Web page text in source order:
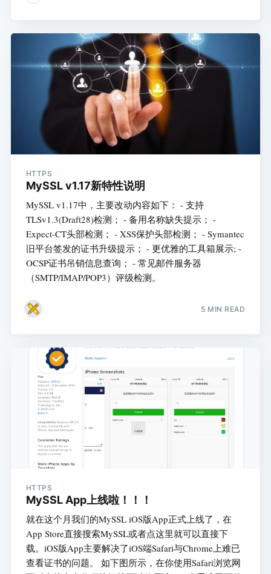
HTTPS
MySSL v1.17新特性说明
MySSL v1.17中，主要改动内容如下： - 支持
TLSv1.3(Draft28)检测； - 备用名称缺失提示； -
Expect-CT头部检测； - XSS保护头部检测； - Symantec
旧平台签发的证书升级提示； - 更优雅的工具箱展示; -
OCSP证书吊销信息查询； - 常见邮件服务器
（SMTP/IMAP/POP3）评级检测。
5 MIN READ
HTTPS
MySSL App上线啦！！！
就在这个月我们的MySSL iOS版App正式上线了，在
App Store直接搜索MySSL或者点这里就可以直接下
载。iOS版App主要解决了iOS端Safari与Chrome上难已
查看证书的问题。 如下图所示，在你使用Safari浏览网